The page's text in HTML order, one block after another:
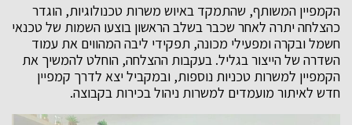
הקמפיין המשותף, שהתמקד באיוש משרות טכנולוגיות, הוגדר
כהצלחה יתרה לאחר שכבר בשלב הראשון בוצעו השמות של טכנאי
חשמל ובקרה ומפעילי מכונה, תפקידי ליבה המהווים את עמוד
השדרה של הייצור בגליל. בעקבות ההצלחה, הוחלט להמשיך את
הקמפיין למשרות טכניות נוספות, ובמקביל יצא לדרך קמפיין
חדש לאיתור מועמדים למשרות ניהול בכירות בקבוצה.